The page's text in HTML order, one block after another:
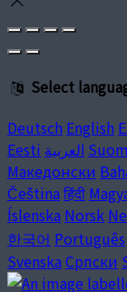
Select
Deutsch English
Eesti العربية
Македонски
Čeština हिंदी
Íslenska Norsk
한국어 Português
Svenska Српски